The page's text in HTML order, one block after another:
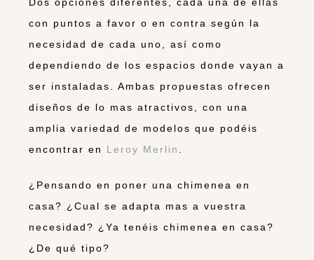
con puntos a favor o en contra según la
necesidad de cada uno, así como
dependiendo de los espacios donde vayan a
ser instaladas. Ambas propuestas ofrecen
diseños de lo mas atractivos, con una
amplia variedad de modelos que podéis
encontrar en Leroy Merlin
¿Pensando en poner una chimenea en
casa? ¿Cual se adapta mas a vuestra
necesidad? ¿Ya tenéis chimenea en casa?
¿De qué tipo?